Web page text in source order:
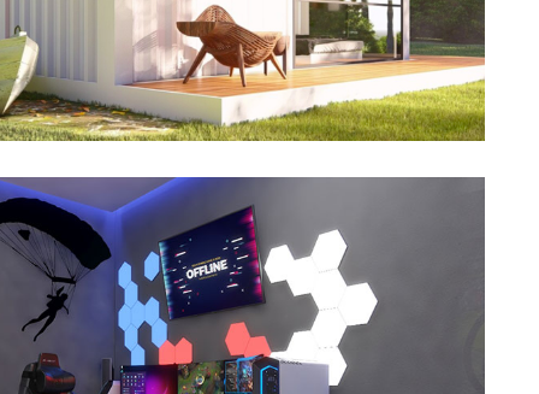
Cube Extra
Découvrir →